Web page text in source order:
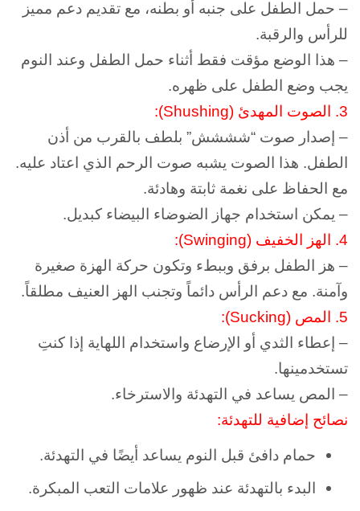
– حمل الطفل على جنبه أو بطنه، مع تقديم دعم مميز
للرأس والرقبة.
– هذا الوضع مؤقت فقط أثناء حمل الطفل وعند النوم
يجب وضع الطفل على ظهره.
3. الصوت المهدئ (Shushing):
– إصدار صوت “شششش” بلطف بالقرب من أذن
الطفل. هذا الصوت يشبه صوت الرحم الذي اعتاد عليه.
مع الحفاظ على نغمة ثابتة وهادئة.
– يمكن استخدام جهاز الضوضاء البيضاء كبديل.
4. الهز الخفيف (Swinging):
– هز الطفل برفق وببطء وتكون حركة الهزة صغيرة
وآمنة. مع دعم الرأس دائماً وتجنب الهز العنيف مطلقاً.
5. المص (Sucking):
– إعطاء الثدي أو الإرضاع واستخدام اللهاية إذا كنتِ
تستخدمينها.
– المص يساعد في التهدئة والاسترخاء.
نصائح إضافية للتهدئة:
حمام دافئ قبل النوم يساعد أيضًا في التهدئة.
البدء بالتهدئة عند ظهور علامات التعب المبكرة.